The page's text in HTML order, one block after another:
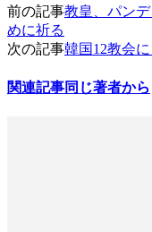
前の記事教皇、パン
めに祈る
次の記事韓国12教会
関連記事同じ著者から